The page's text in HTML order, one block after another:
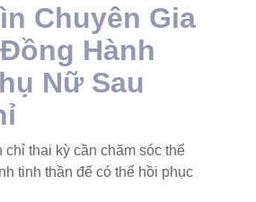
Chuyên Gia
Hành
Nữ Sau
chỉ thai kỳ cần chăm sóc thể
tinh thần để có thể hồi phục